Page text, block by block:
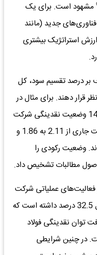
مشهود است. برای یک
جدید (مانند
استراتژیک بیشتری
بر درصد تقسیم سود، کل
قرار دهند. برای مثال در
صورت‌های مالی فولاد مبارکه در سال 1403 وضعیت نقدینگی شرکت
به دلیل رکود موجود تضعیف شده و نسبت جاری از 2.11 به 1.86 و
تقلیل یافته‌اند. وضعیت رکودی را
‌عملیاتی شرکت
در سال 1403 کاهش 26 همتی و معادل 32.5 درصد داشته است که
توان نقدینگی فولاد
در چنین شرایطی